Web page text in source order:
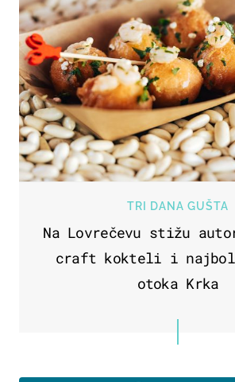
TRI DANA GUŠTA
Na Lovrečevu stižu
craft kokteli i
otoka Krka